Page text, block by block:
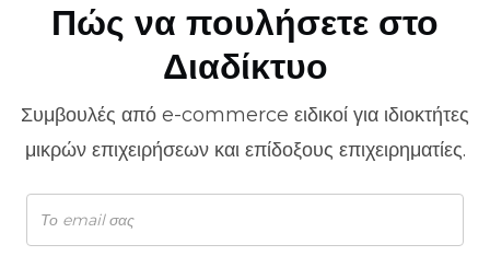
Πώς να πουλήσετε στο
Διαδίκτυο
Συμβουλές από e-commerce ειδικοί για ιδιοκτήτες
μικρών επιχειρήσεων και επίδοξους επιχειρηματίες.